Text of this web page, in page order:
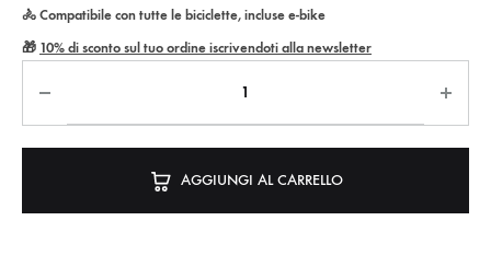
🚴 Compatibile con tutte le biciclette, incluse e-bike
🎁 10% di sconto sul tuo ordine iscrivendoti alla newsletter
AGGIUNGI AL CARRELLO